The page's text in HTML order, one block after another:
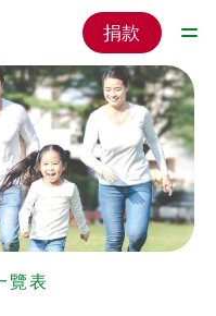
捐款
覽表